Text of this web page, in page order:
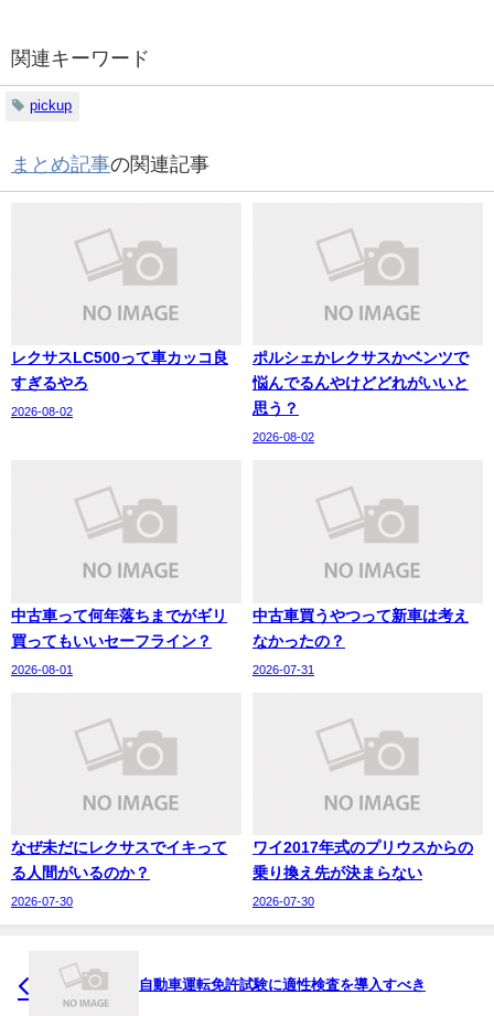
関連キーワード
pickup
まとめ記事の関連記事
レクサスLC500って車カッコ良
すぎるやろ
2026-08-02
ポルシェかレクサスかベンツで
悩んでるんやけどどれがいいと
思う？
2026-08-02
中古車って何年落ちまでがギリ
買ってもいいセーフライン？
2026-08-01
中古車買うやつって新車は考え
なかったの？
2026-07-31
なぜ未だにレクサスでイキって
る人間がいるのか？
2026-07-30
ワイ2017年式のプリウスからの
乗り換え先が決まらない
2026-07-30
自動車運転免許試験に適性検査を導入すべき